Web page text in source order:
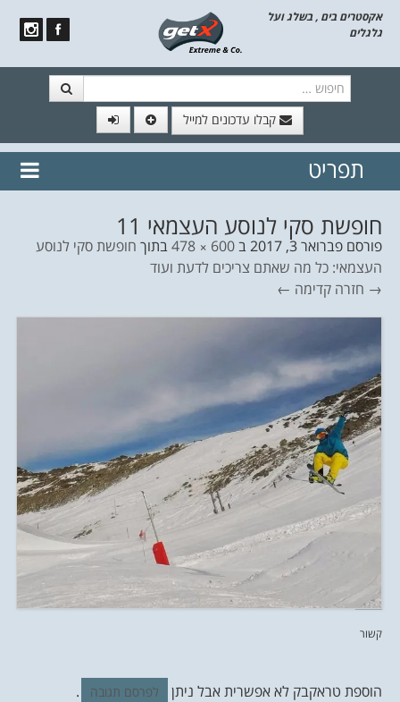
אקסטרים בים , בשלג ועל
גלגלים
קבלו עדכונים למייל
// הצטרף לרשימת תפוצה!
נשמח
תפריט
חופשת סקי לנוסע העצמאי 11
פורסם פברואר 3, 2017 ב600 × 478 בתוך חופשת סקי לנוסע
העצמאי: כל מה שאתם צריכים לדעת ועוד
→ חזרה קדימה ←
קשור
הוספת טראקבק לא אפשרית אבל ניתן לפרסם תגובה .